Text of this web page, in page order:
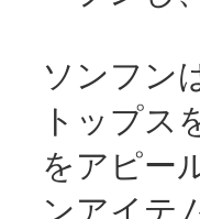
ソンフン
トップス
をアピー
ンアイテ